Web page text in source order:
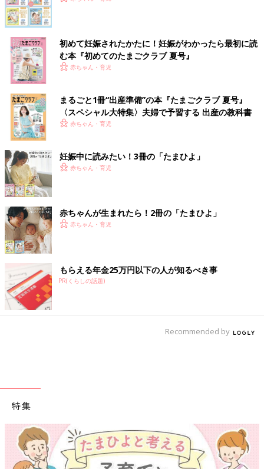
初めて妊娠されたかたに！妊娠がわかったら最初に読
む本『初めてのたまごクラブ 夏号』
赤ちゃん・育児
まるごと1冊“出産準備”の本『たまごクラブ 夏号』
〈スペシャル大特集〉夫婦で予習する 出産の教科書
赤ちゃん・育児
妊娠中に読みたい！3冊の「たまひよ」
赤ちゃん・育児
赤ちゃんが生まれたら！2冊の「たまひよ」
赤ちゃん・育児
もらえる年金25万円以下の人が知るべき事
PR(くらしの話題)
Recommended by
特集